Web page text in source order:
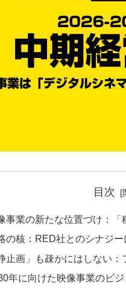
目次
事業の新たな位置づけ：
の核：RED社とのシナジ
止画」も疎かにはしない
年に向けた映像事業のビジ